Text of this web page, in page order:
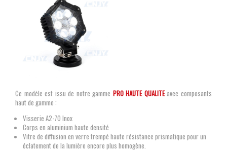
Ce modèle est issu de notre gamme PRO HAUTE QUALITE avec composants
haut de gamme :
Visserie A2-70 Inox
Corps en aluminium haute densité
Vitre de diffusion en verre trempé haute résistance prismatique pour un
éclatement de la lumière encore plus homogène.